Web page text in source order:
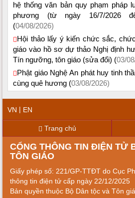
hệ thống văn bản quy phạm pháp
phương (từ ngày 16/7/2026
(04/08/2026)
Hội thảo lấy ý kiến chức sắc,
giáo vào hồ sơ dự thảo Nghị định
Tín ngưỡng, tôn giáo (sửa đổi) (03/
Phật giáo Nghệ An phát huy tinh
cùng quê hương (03/08/2026)
VN | EN
Trang chủ
CỔNG THÔNG TIN ĐIỆN TỬ
TÔN GIÁO
Giấy phép số: 221/GP-TTĐT do Cục
thông tin điện tử cấp ngày 22/12/2025
Bản quyền thuộc Bộ Dân tộc và Tôn